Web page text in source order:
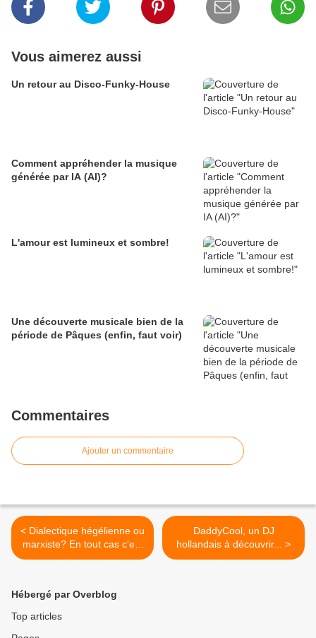
Vous aimerez aussi
Un retour au Disco-Funky-House
Comment appréhender la musique
générée par IA (AI)?
L'amour est lumineux et sombre!
Une découverte musicale bien de la
période de Pâques (enfin, faut voir)
Commentaires
Ajouter un commentaire
< Dialectique hégélienne ou
marxiste? En tout cas c'est
drôle!
DaddyCool, un DJ
hollandais à découvrir... >
Hébergé par Overblog
Top articles